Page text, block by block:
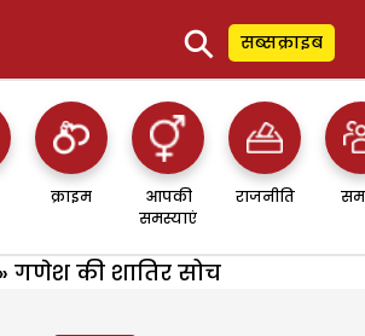
⚲ सब्सक्राइब
क्राइम
आपकी
समस्याएं
राजनीति
» गणेश की शातिर सोच